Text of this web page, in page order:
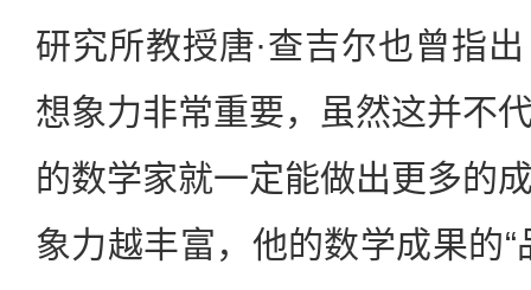
研究所教授唐·查吉尔也曾指
想象力非常重要，虽然这并不
的数学家就一定能做出更多的
象力越丰富，他的数学成果的“